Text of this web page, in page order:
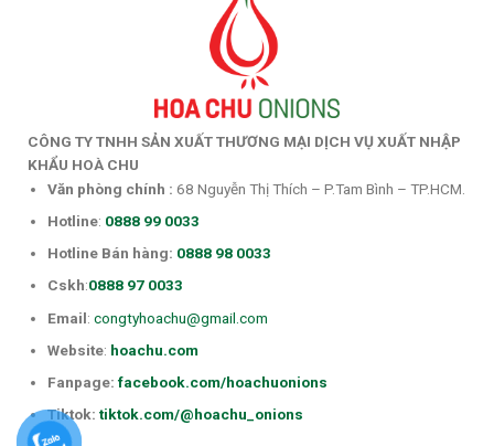
CÔNG TY TNHH SẢN XUẤT THƯƠNG MẠI DỊCH VỤ XUẤT NHẬP
KHẨU HOÀ CHU
Văn phòng chính : 68 Nguyễn Thị Thích – P.Tam Bình – TP.HCM.
Hotline: 0888 99 0033
Hotline Bán hàng: 0888 98 0033
Cskh:0888 97 0033
Email: congtyhoachu@gmail.com
Website: hoachu.com
Fanpage: facebook.com/hoachuonions
Tiktok: tiktok.com/@hoachu_onions